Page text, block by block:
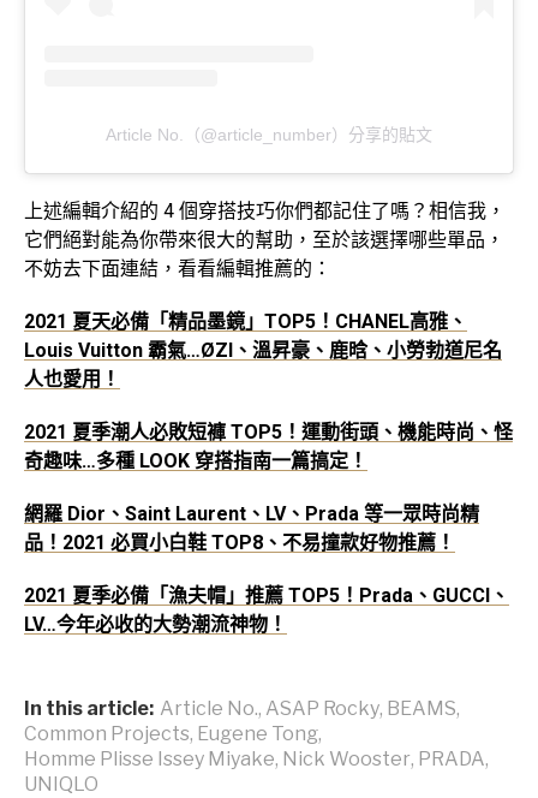
Article No.（@article_number）分享的貼文
上述編輯介紹的 4 個穿搭技巧你們都記住了嗎？相信我，
它們絕對能為你帶來很大的幫助，至於該選擇哪些單品，
不妨去下面連結，看看編輯推薦的：
2021 夏天必備「精品墨鏡」TOP5！CHANEL高雅、
Louis Vuitton 霸氣…ØZI、溫昇豪、鹿晗、小勞勃道尼名
人也愛用！
2021 夏季潮人必敗短褲 TOP5！運動街頭、機能時尚、怪
奇趣味…多種 LOOK 穿搭指南一篇搞定！
網羅 Dior、Saint Laurent、LV、Prada 等一眾時尚精
品！2021 必買小白鞋 TOP8、不易撞款好物推薦！
2021 夏季必備「漁夫帽」推薦 TOP5！Prada、GUCCI、
LV…今年必收的大勢潮流神物！
In this article: Article No., ASAP Rocky, BEAMS,
Common Projects, Eugene Tong,
Homme Plisse Issey Miyake, Nick Wooster, PRADA,
UNIQLO